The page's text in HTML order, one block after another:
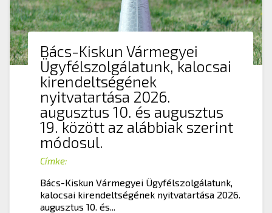
Bács-Kiskun Vármegyei
Ügyfélszolgálatunk, kalocsai
kirendeltségének
nyitvatartása 2026.
augusztus 10. és augusztus
19. között az alábbiak szerint
módosul.
Címke:
Bács-Kiskun Vármegyei Ügyfélszolgálatunk,
kalocsai kirendeltségének nyitvatartása 2026.
augusztus 10. és...